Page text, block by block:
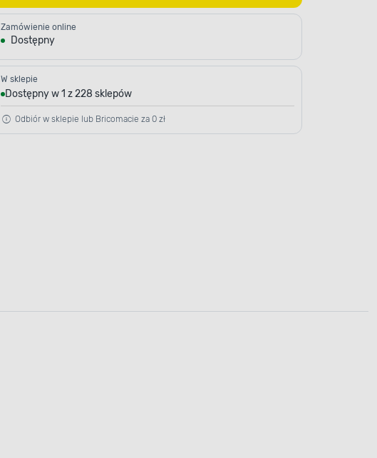
Zamówienie online
Dostępny
W sklepie
Dostępny w 1 z 228 sklepów
Odbiór w sklepie lub Bricomacie za 0 zł